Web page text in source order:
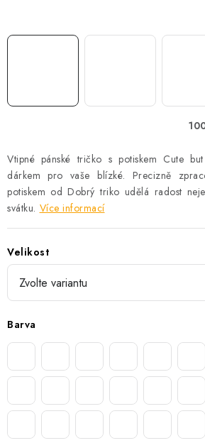
Vtipné pánské tričko s potiskem Cute
dárkem pro vaše blízké. Precizně
potiskem od Dobrý triko udělá radost
svátku. Více informací
Velikost
Barva